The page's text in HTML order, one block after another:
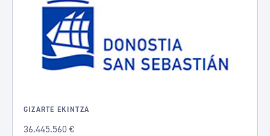
GIZARTE EKINTZA
36.445.560 €